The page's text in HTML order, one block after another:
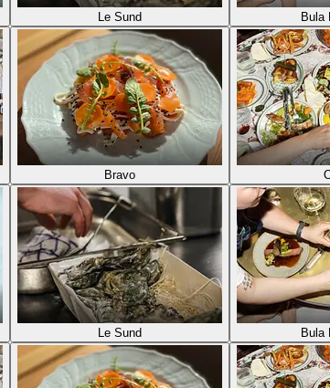
Le Sund Bula
Bravo
Le Sund Bula